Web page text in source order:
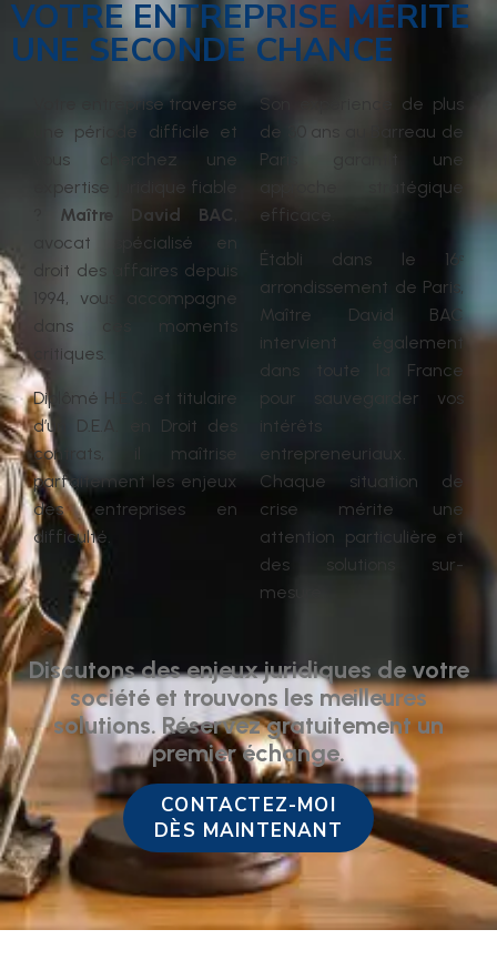
VOTRE ENTREPRISE MÉRITE
UNE SECONDE CHANCE
Votre entreprise traverse
une période difficile et
vous cherchez une
expertise juridique fiable
Maître David BAC
avocat spécialisé en
droit des affaires depuis
1994, vous accompagne
dans ces moments
critiques.
Diplômé H.E.C. et titulaire
d’un D.E.A. en Droit des
contrats, il maîtrise
parfaitement les enjeux
des entreprises en
difficulté.
Son expérience de plus
de 30 ans au Barreau de
Paris garantit une
approche stratégique
efficace.
Établi dans le 16ᵉ
arrondissement de Paris,
Maître David BAC
intervient également
dans toute la France
pour sauvegarder vos
intérêts
entrepreneuriaux.
Chaque situation de
crise mérite une
attention particulière et
des solutions sur-
mesure.
Discutons des enjeux juridiques de votre
société et trouvons les meilleures
solutions. Réservez gratuitement un
premier échange.
CONTACTEZ-MOI
DÈS MAINTENANT